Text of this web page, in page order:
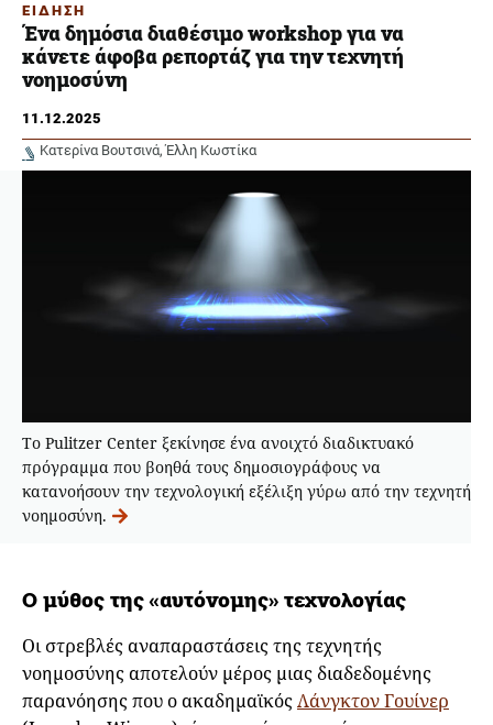
ΕΙΔΗΣΗ
Ένα δημόσια διαθέσιμο workshop για να
κάνετε άφοβα ρεπορτάζ για την τεχνητή
νοημοσύνη
11.12.2025
Κατερίνα Βουτσινά Έλλη Κωστίκα
Το Pulitzer Center ξεκίνησε ένα ανοιχτό διαδικτυακό
πρόγραμμα που βοηθά τους δημοσιογράφους να
κατανοήσουν την τεχνολογική εξέλιξη γύρω από την τεχνητή
νοημοσύνη.
Ο μύθος της «αυτόνομης» τεχνολογίας
Οι στρεβλές αναπαραστάσεις της τεχνητής
νοημοσύνης αποτελούν μέρος μιας διαδεδομένης
παρανόησης που ο ακαδημαϊκόςΛάνγκτον Γουίνερ